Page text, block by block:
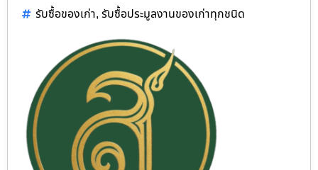
รับซื้อของเก่า, รับซื้อประมูลงานของเก่าทุกชนิด